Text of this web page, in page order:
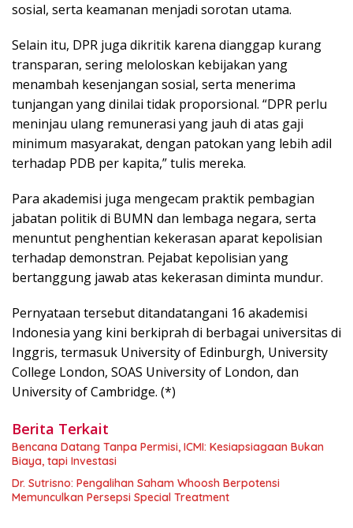
sosial, serta keamanan menjadi sorotan utama.
Selain itu, DPR juga dikritik karena dianggap kurang
transparan, sering meloloskan kebijakan yang
menambah kesenjangan sosial, serta menerima
tunjangan yang dinilai tidak proporsional. “DPR perlu
meninjau ulang remunerasi yang jauh di atas gaji
minimum masyarakat, dengan patokan yang lebih adil
terhadap PDB per kapita,” tulis mereka.
Para akademisi juga mengecam praktik pembagian
jabatan politik di BUMN dan lembaga negara, serta
menuntut penghentian kekerasan aparat kepolisian
terhadap demonstran. Pejabat kepolisian yang
bertanggung jawab atas kekerasan diminta mundur.
Pernyataan tersebut ditandatangani 16 akademisi
Indonesia yang kini berkiprah di berbagai universitas di
Inggris, termasuk University of Edinburgh, University
College London, SOAS University of London, dan
University of Cambridge. (*)
Berita Terkait
Bencana Datang Tanpa Permisi, ICMI: Kesiapsiagaan Bukan
Biaya, tapi Investasi
Dr. Sutrisno: Pengalihan Saham Whoosh Berpotensi
Memunculkan Persepsi Special Treatment